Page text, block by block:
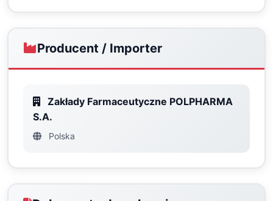
Producent / Importer
Zakłady Farmaceutyczne POLPHARMA
S.A.
Polska